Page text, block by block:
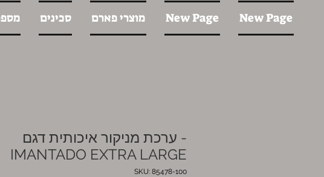
New Page
New Page מוצרי פארם סכינים
ערכת מניקור איכותית דגם -
IMANTADO EXTRA LARGE
SKU: 85478-100